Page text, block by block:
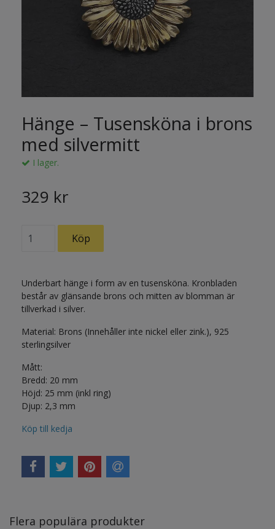
Hänge – Tusensköna i brons
med silvermitt
I lager.
329 kr
Underbart hänge i form av en tusensköna. Kronbladen
består av glänsande brons och mitten av blomman är
tillverkad i silver.
Material: Brons (Innehåller inte nickel eller zink.), 925
sterlingsilver
Mått:
Bredd: 20 mm
Höjd: 25 mm (inkl ring)
Djup: 2,3 mm
Köp till kedja
Flera populära produkter